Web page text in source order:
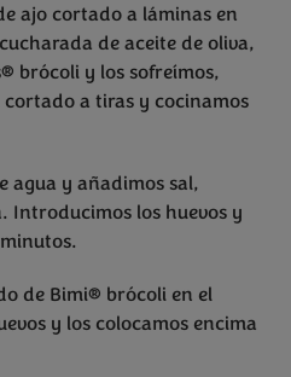
ajo cortado a láminas en
de aceite de oliva,
brócoli y los sofreímos,
a tiras y cocinamos
agua y añadimos sal,
Introducimos los huevos y
de Bimi® brócoli en el
y los colocamos encima